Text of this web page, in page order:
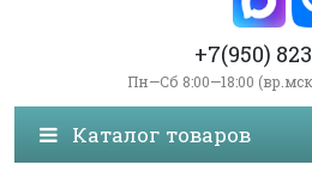
+7(950)
Пн—Сб 8:00—18:00
Каталог товаров